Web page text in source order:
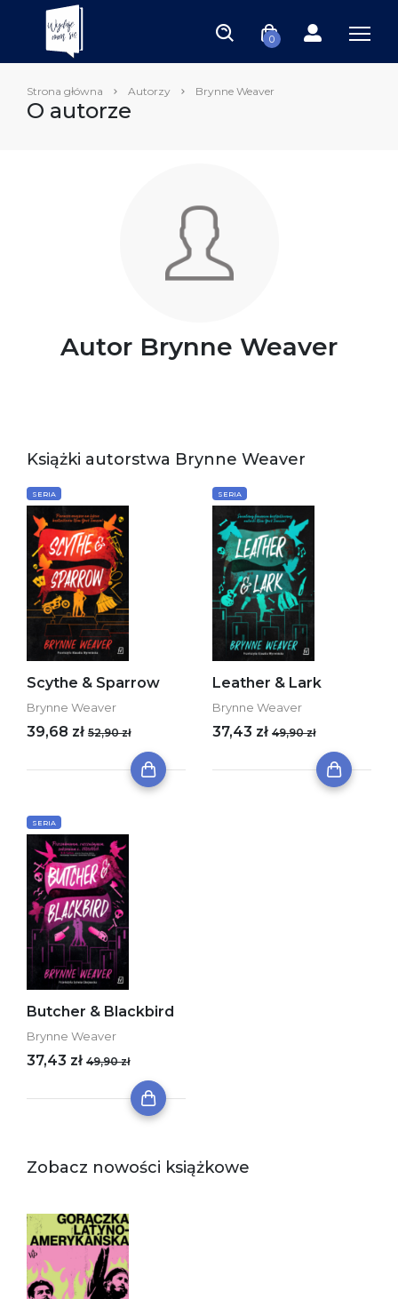
0
Strona główna Autorzy Brynne Weaver
O autorze
Autor Brynne Weaver
Książki autorstwa Brynne Weaver
SERIA
Scythe & Sparrow
Brynne Weaver
39,68 zł 52,90 zł
SERIA
Leather & Lark
Brynne Weaver
37,43 zł 49,90 zł
SERIA
Butcher & Blackbird
Brynne Weaver
37,43 zł 49,90 zł
Zobacz nowości książkowe